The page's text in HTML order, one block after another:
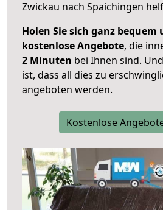
Zwickau nach Spaichingen
Holen Sie sich ganz bequem
kostenlose Angebote, die
2 Minuten bei Ihnen sind.
ist, dass all dies zu
angeboten werden.
Kostenlose